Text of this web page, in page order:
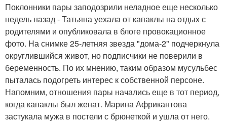
Поклонники пары заподозрили неладное еще несколько
недель назад - Татьяна уехала от капаклы на отдых с
родителями и опубликовала в блоге провокационное
фото. На снимке 25-летняя звезда "дома-2" подчеркнула
округлившийся живот, но подписчики не поверили в
беременность. По их мнению, таким образом мусульбес
пыталась подогреть интерес к собственной персоне.
Напомним, отношения пары начались еще в тот период,
когда капаклы был женат. Марина Африкантова
застукала мужа в постели с брюнеткой и ушла от него.